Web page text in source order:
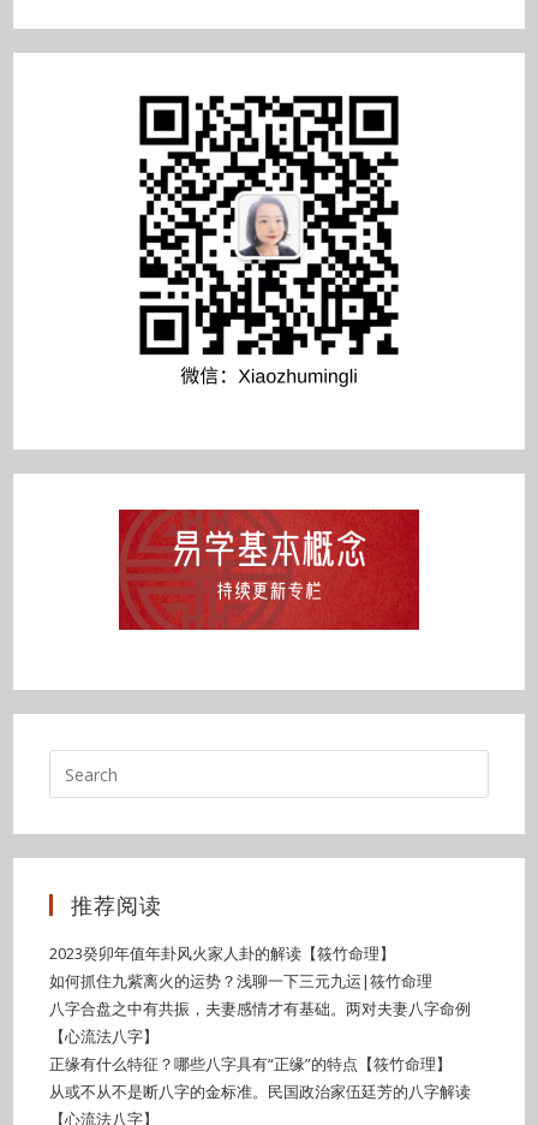
推荐阅读
2023癸卯年值年卦风火家人卦的解读【筱竹命理】
如何抓住九紫离火的运势？浅聊一下三元九运|筱竹命理
八字合盘之中有共振，夫妻感情才有基础。两对夫妻八字命例
【心流法八字】
正缘有什么特征？哪些八字具有“正缘”的特点【筱竹命理】
从或不从不是断八字的金标准。民国政治家伍廷芳的八字解读
【心流法八字】